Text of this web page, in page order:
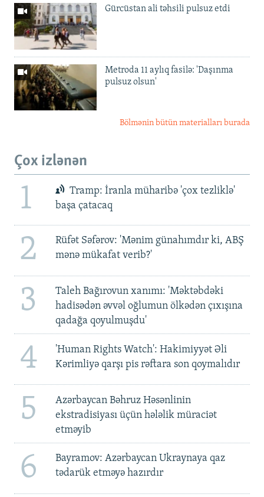
Gürcüstan ali təhsili pulsuz etdi
Metroda 11 aylıq fasilə: 'Daşınma
pulsuz olsun'
Bölmənin bütün materialları burada
Çox izlənən
1
Tramp: İranla müharibə 'çox tezliklə'
başa çatacaq
2
Rüfət Səfərov: 'Mənim günahımdır ki, ABŞ
mənə mükafat verib?'
3
Taleh Bağırovun xanımı: 'Məktəbdəki
hadisədən əvvəl oğlumun ölkədən çıxışına
qadağa qoyulmuşdu'
4
'Human Rights Watch': Hakimiyyət Əli
Kərimliyə qarşı pis rəftara son qoymalıdır
5
Azərbaycan Bəhruz Həsənlinin
ekstradisiyası üçün hələlik müraciət
etməyib
6
Bayramov: Azərbaycan Ukraynaya qaz
tədarük etməyə hazırdır